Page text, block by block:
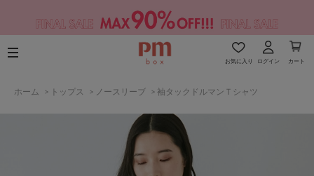
お気に入り ログイン カート
ホーム > トップス > ノースリーブ > 袖タックドルマンＴシャツ